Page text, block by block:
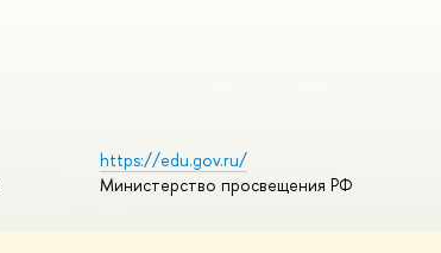
https://edu.gov.ru/
Министерство просвещения РФ